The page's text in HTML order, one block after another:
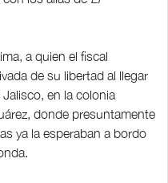
a quien el fiscal
de su libertad al llegar
en la colonia
donde presuntamente
ya la esperaban a bordo